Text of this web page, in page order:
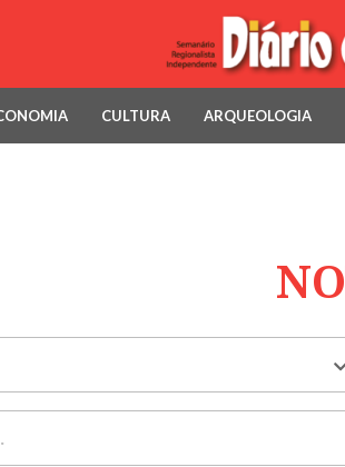
CULTURA ARQUEOLOGIA